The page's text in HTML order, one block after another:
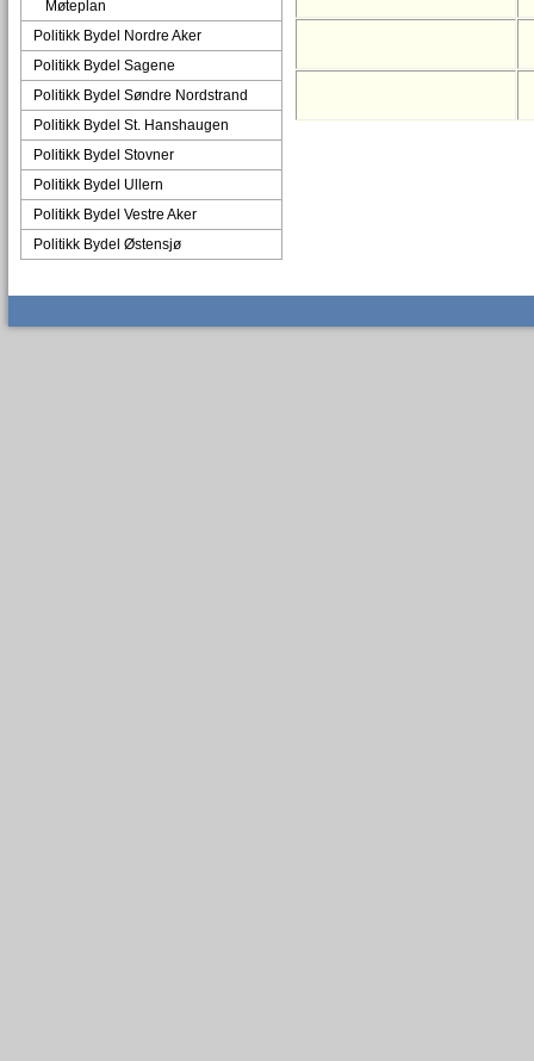
Møteplan
Politikk Bydel Nordre Aker
Politikk Bydel Sagene
Politikk Bydel Søndre Nordstrand
Politikk Bydel St. Hanshaugen
Politikk Bydel Stovner
Politikk Bydel Ullern
Politikk Bydel Vestre Aker
Politikk Bydel Østensjø